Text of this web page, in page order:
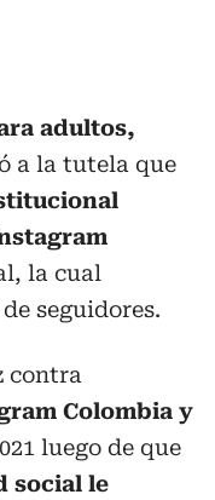
adultos,
a la tutela que
la cual
seguidores.
contra
Colombia y
luego de que
social le